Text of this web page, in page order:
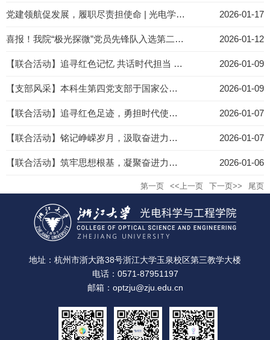
党建领航促发展，履职尽责担使命 | 光电学院召开2025年度党支部书记述职评议会 2026-01-17
喜报！我院“极光探微”党员先锋队入选第二批“浙江大学党员先锋示范平台” 2026-01-12
【联合活动】追寻红色记忆 共话时代担当 ——光电学院本科生第二、第三党支部赴杭州党史馆开展联合主题党日活动 2026-01-09
【支部风采】本科生第四党支部于国家公祭日开展“缅怀英烈·勇担使命”主题观影教育活动 2026-01-09
【联合活动】追寻红色足迹，勇担时代使命 —— 光及电磁波研究中心博士生第一、硕士生第一党支部赴上海中共一大纪... 2026-01-07
【联合活动】铭记峥嵘岁月，汲取奋进力量————光学工程研究所教工、博、硕党支部联合开展红色观影活动 2026-01-07
【联合活动】筑牢思想根基，凝聚奋进力量——微纳光子学研究所博硕研究生党支部联合开展质量提升月专题观影活动 2026-01-06
第一页 <<上一页 下一页>> 尾页
地址：杭州市浙大路38号浙江大学玉泉校区第三教学大楼
电话：0571-87951197
邮箱：optzju@zju.edu.cn